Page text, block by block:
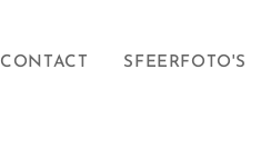
CONTACT SFEERFOTO'S